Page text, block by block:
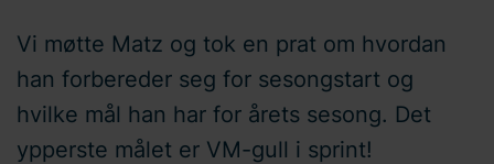
Vi møtte Matz og tok en prat om hvordan
han forbereder seg for sesongstart og
hvilke mål han har for årets sesong. Det
ypperste målet er VM-gull i sprint!